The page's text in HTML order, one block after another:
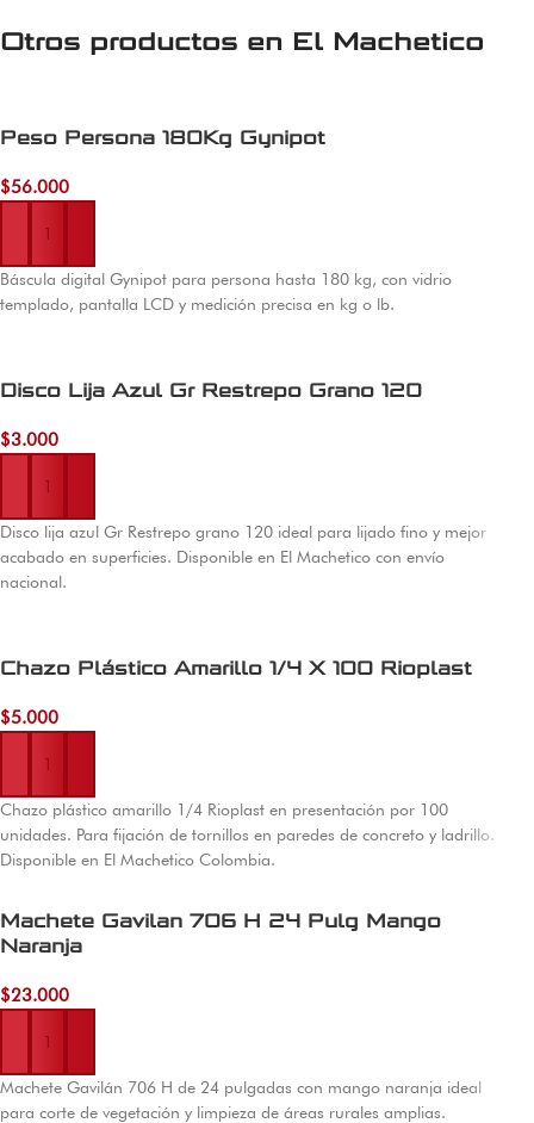
Otros productos en El Machetico
Peso Persona 180Kg Gynipot
$56.000
Añadir al carrito
Báscula digital Gynipot para persona hasta 180 kg, con vidrio
templado, pantalla LCD y medición precisa en kg o lb.
Disco Lija Azul Gr Restrepo Grano 120
$3.000
Añadir al carrito
Disco lija azul Gr Restrepo grano 120 ideal para lijado fino y mejor
acabado en superficies. Disponible en El Machetico con envío
nacional.
Chazo Plástico Amarillo 1/4 X 100 Rioplast
$5.000
Añadir al carrito
Chazo plástico amarillo 1/4 Rioplast en presentación por 100
unidades. Para fijación de tornillos en paredes de concreto y ladrillo.
Disponible en El Machetico Colombia.
Machete Gavilan 706 H 24 Pulg Mango
Naranja
$23.000
Añadir al carrito
Machete Gavilán 706 H de 24 pulgadas con mango naranja ideal
para corte de vegetación y limpieza de áreas rurales amplias.